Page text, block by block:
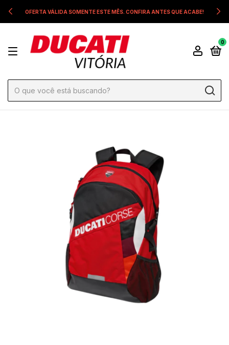
OFERTA VÁLIDA SOMENTE ESTE MÊS. CONFIRA ANTES QUE ACABE!
0